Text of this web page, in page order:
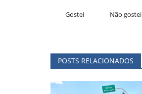
Gostei Não gostei
POSTS RELACIONADOS